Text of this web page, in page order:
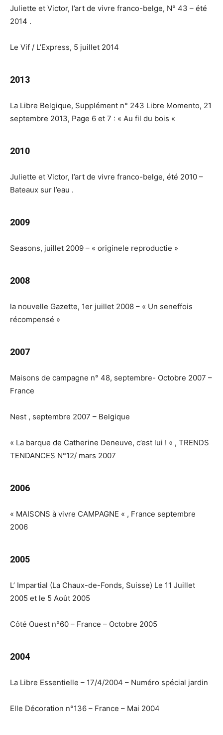
Juliette et Victor, l’art de vivre franco-belge, N° 43 – été
2014 .
Le Vif / L’Express, 5 juillet 2014
2013
La Libre Belgique, Supplément n° 243 Libre Momento, 21
septembre 2013, Page 6 et 7 : « Au fil du bois «
2010
Juliette et Victor, l’art de vivre franco-belge, été 2010 –
Bateaux sur l’eau .
2009
Seasons, juillet 2009 – « originele reproductie »
2008
la nouvelle Gazette, 1er juillet 2008 – « Un seneffois
récompensé »
2007
Maisons de campagne n° 48, septembre- Octobre 2007 –
France
Nest , septembre 2007 – Belgique
« La barque de Catherine Deneuve, c’est lui ! « , TRENDS
TENDANCES N°12/ mars 2007
2006
« MAISONS à vivre CAMPAGNE « , France septembre
2006
2005
L’ Impartial (La Chaux-de-Fonds, Suisse) Le 11 Juillet
2005 et le 5 Août 2005
Côté Ouest n°60 – France – Octobre 2005
2004
La Libre Essentielle – 17/4/2004 – Numéro spécial jardin
Elle Décoration n°136 – France – Mai 2004